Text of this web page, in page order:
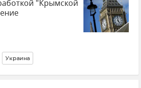
"Крымской
Украина